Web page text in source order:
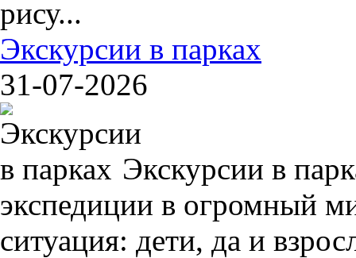
рису...
Экскурсии в парках
31-07-2026
Экскурсии в
экспедиции в огромный
ситуация: дети, да и